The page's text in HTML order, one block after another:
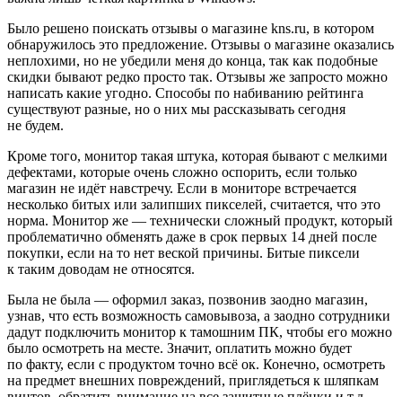
Было решено поискать отзывы о магазине kns.ru, в котором
обнаружилось это предложение. Отзывы о магазине оказались
неплохими, но не убедили меня до конца, так как подобные
скидки бывают редко просто так. Отзывы же запросто можно
написать какие угодно. Способы по набиванию рейтинга
существуют разные, но о них мы рассказывать сегодня
не будем.
Кроме того, монитор такая штука, которая бывают с мелкими
дефектами, которые очень сложно оспорить, если только
магазин не идёт навстречу. Если в мониторе встречается
несколько битых или залипших пикселей, считается, что это
норма. Монитор же — технически сложный продукт, который
проблематично обменять даже в срок первых 14 дней после
покупки, если на то нет веской причины. Битые пиксели
к таким доводам не относятся.
Была не была — оформил заказ, позвонив заодно магазин,
узнав, что есть возможность самовывоза, а заодно сотрудники
дадут подключить монитор к тамошним ПК, чтобы его можно
было осмотреть на месте. Значит, оплатить можно будет
по факту, если с продуктом точно всё ок. Конечно, осмотреть
на предмет внешних повреждений, приглядеться к шляпкам